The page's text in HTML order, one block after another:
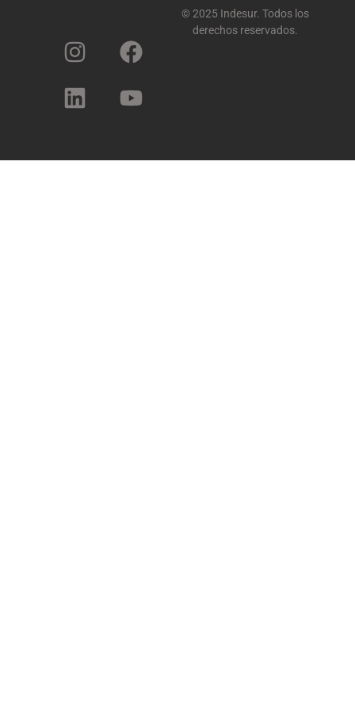
© 2025 Indesur. Todos los
derechos reservados.